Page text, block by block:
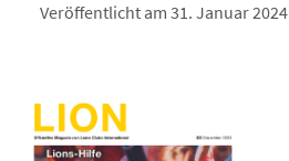
Veröffentlicht am 31. Januar 2024